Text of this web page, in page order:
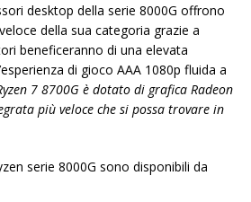
desktop della serie 8000G offrono
della sua categoria grazie a
beneficeranno di una elevata
di gioco AAA 1080p fluida a
7 8700G è dotato di grafica Radeon
più veloce che si possa trovare in
serie 8000G sono disponibili da